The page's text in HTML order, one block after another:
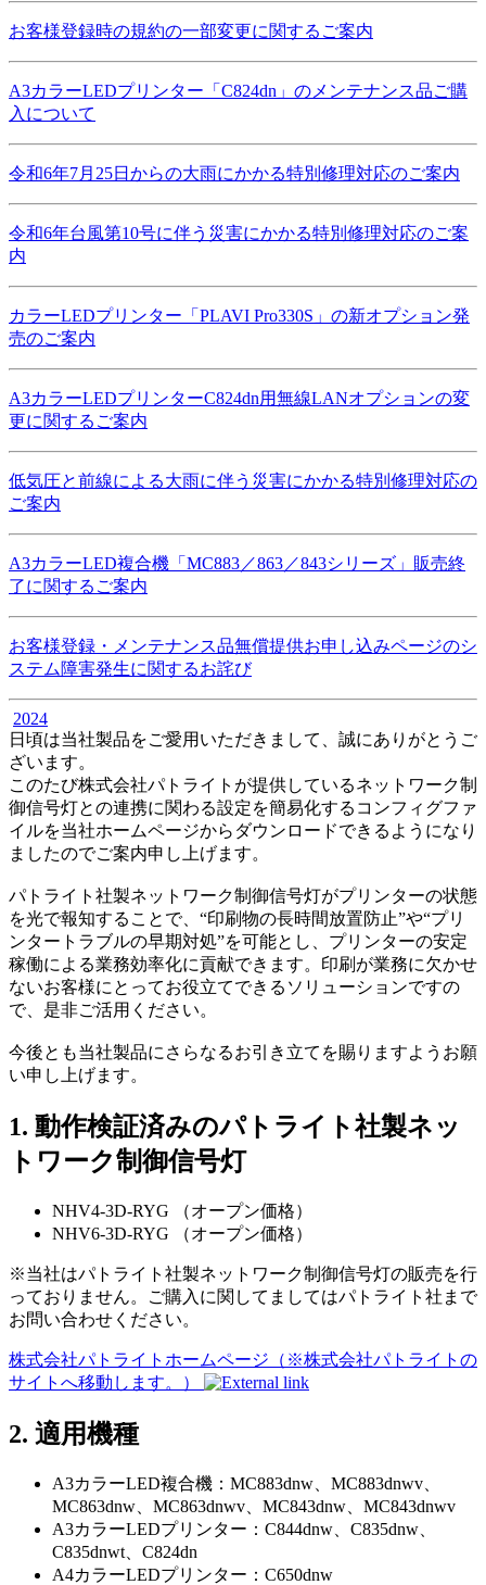
お客様登録時の規約の一部変更に関するご案内
A3カラーLEDプリンター「C824dn」のメンテナンス品ご購
入について
令和6年7月25日からの大雨にかかる特別修理対応のご案内
令和6年台風第10号に伴う災害にかかる特別修理対応のご案
内
カラーLEDプリンター「PLAVI Pro330S」の新オプション発
売のご案内
A3カラーLEDプリンターC824dn用無線LANオプションの変
更に関するご案内
低気圧と前線による大雨に伴う災害にかかる特別修理対応の
ご案内
A3カラーLED複合機「MC883／863／843シリーズ」販売終
了に関するご案内
お客様登録・メンテナンス品無償提供お申し込みページのシ
ステム障害発生に関するお詫び
2024
日頃は当社製品をご愛用いただきまして、誠にありがとうご
ざいます。
このたび株式会社パトライトが提供しているネットワーク制
御信号灯との連携に関わる設定を簡易化するコンフィグファ
イルを当社ホームページからダウンロードできるようになり
ましたのでご案内申し上げます。
パトライト社製ネットワーク制御信号灯がプリンターの状態
を光で報知することで、“印刷物の長時間放置防止”や“プリ
ンタートラブルの早期対処”を可能とし、プリンターの安定
稼働による業務効率化に貢献できます。印刷が業務に欠かせ
ないお客様にとってお役立てできるソリューションですの
で、是非ご活用ください。
今後とも当社製品にさらなるお引き立てを賜りますようお願
い申し上げます。
1. 動作検証済みのパトライト社製ネッ
トワーク制御信号灯
NHV4-3D-RYG （オープン価格）
NHV6-3D-RYG （オープン価格）
※当社はパトライト社製ネットワーク制御信号灯の販売を行
っておりません。ご購入に関してましてはパトライト社まで
お問い合わせください。
株式会社パトライトホームページ（※株式会社パトライトの
サイトへ移動します。）
2. 適用機種
A3カラーLED複合機：MC883dnw、MC883dnwv、
MC863dnw、MC863dnwv、MC843dnw、MC843dnwv
A3カラーLEDプリンター：C844dnw、C835dnw、
C835dnwt、C824dn
A4カラーLEDプリンター：C650dnw